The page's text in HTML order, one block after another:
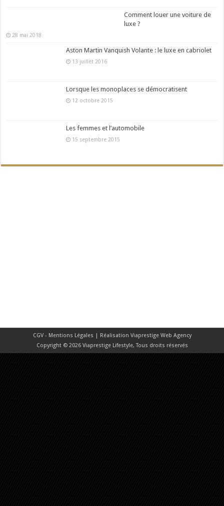
Comment louer une voiture de
luxe ?
28 mai 2018
Aston Martin Vanquish Volante : le luxe en cabriolet
13 juillet 2016
Lorsque les monoplaces se démocratisent
12 octobre 2015
Les femmes et l’automobile
15 septembre 2015
CGV - Mentions Légales | Réalisation Viaprestige Web Agency
Copyright © 2026 Viaprestige Lifestyle, Tous droits réservés